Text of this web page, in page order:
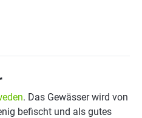
. Das Gewässer wird von
befischt und als gutes